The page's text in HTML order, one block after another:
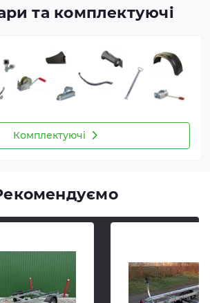
та комплектуючі
Комплектуючі